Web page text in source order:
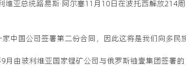
亚总统路易斯·阿尔塞11月10日在波托西解放214
中国公司签署第二份合同，因此这将是我们向多民
月由玻利维亚国家锂矿公司与俄罗斯铀壹集团签署